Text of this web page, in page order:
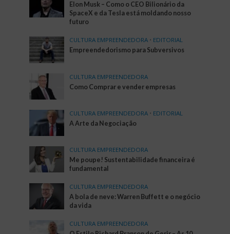
Elon Musk – Como o CEO Bilionário da
SpaceX e da Tesla está moldando nosso
futuro
CULTURA EMPREENDEDORA • EDITORIAL
Empreendedorismo para Subversivos
CULTURA EMPREENDEDORA
Como Comprar e vender empresas
CULTURA EMPREENDEDORA • EDITORIAL
A Arte da Negociação
CULTURA EMPREENDEDORA
Me poupe! Sustentabilidade financeira é
fundamental
CULTURA EMPREENDEDORA
A bola de neve: Warren Buffett e o negócio
da vida
CULTURA EMPREENDEDORA